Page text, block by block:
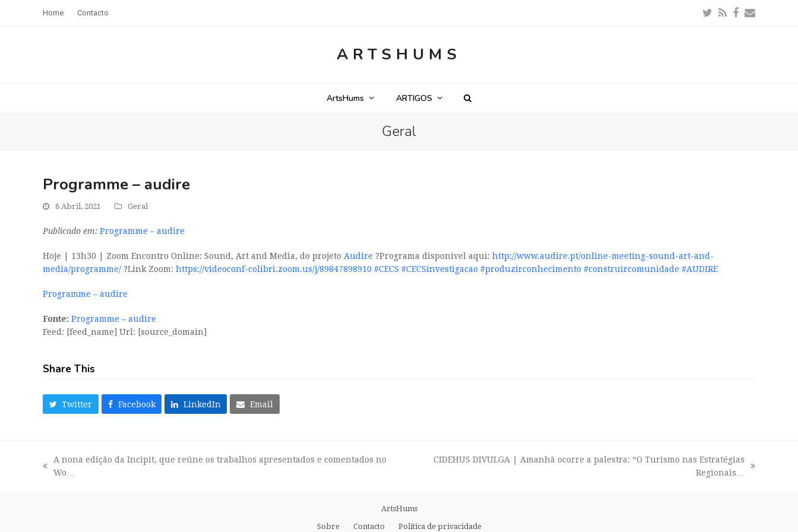
Home Contacto Twitter
RSSFacebook
Email
ARTSHUMS
ArtsHums ARTIGOS
Geral
Programme – audire
8 Abril, 2021 Geral
Publicado em: Programme – audire
Hoje | 13h30 | Zoom Encontro Online: Sound, Art and Media, do projeto Audire ?Programa disponível aqui: http://www.audire.pt/online-meeting-sound-art-and-
media/programme/ ?Link Zoom: https://videoconf-colibri.zoom.us/j/89847898910 #CECS #CECSinvestigacao #produzirconhecimento #construircomunidade #AUDIRE
Programme – audire
Fonte: Programme – audire
Feed: [feed_name] Url: [source_domain]
Share This
Twitter Facebook LinkedIn Email
previous
A nona edição da Incipit, que reúne os trabalhos apresentados e comentados no
Wo…
CIDEHUS DIVULGA | Amanhã ocorre a palestra: “O Turismo nas Estratégias
Regionais…
ArtsHums
Sobre
Contacto Política de privacidade